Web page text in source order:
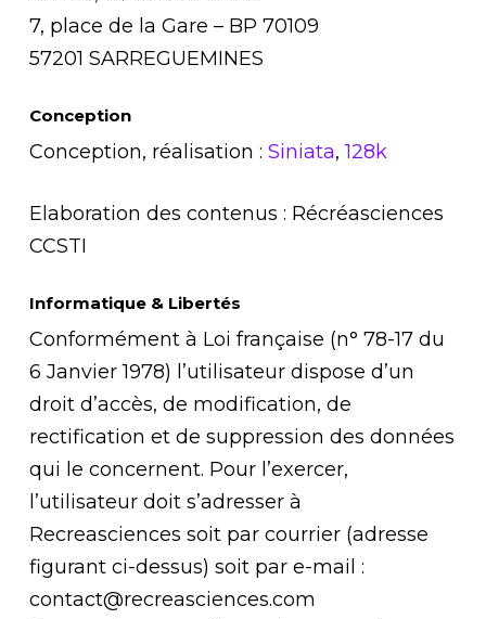
7, place de la Gare – BP 70109
57201 SARREGUEMINES
Conception
Conception, réalisation : Siniata,128k
Elaboration des contenus : Récréasciences
CCSTI
Informatique & Libertés
Conformément à Loi française (n° 78-17 du
6 Janvier 1978) l’utilisateur dispose d’un
droit d’accès, de modification, de
rectification et de suppression des données
qui le concernent. Pour l’exercer,
l’utilisateur doit s’adresser à
Recreasciences soit par courrier (adresse
figurant ci-dessus) soit par e-mail :
contact@recreasciences.com